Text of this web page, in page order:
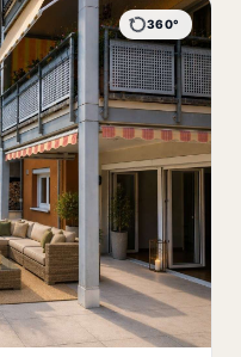
360°